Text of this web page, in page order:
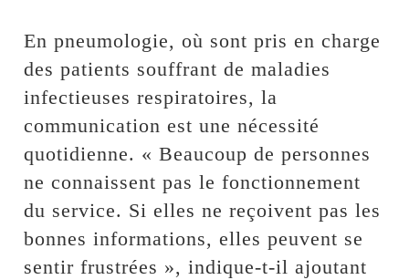
En pneumologie, où sont pris en charge
des patients souffrant de maladies
infectieuses respiratoires, la
communication est une nécessité
quotidienne. « Beaucoup de personnes
ne connaissent pas le fonctionnement
du service. Si elles ne reçoivent pas les
bonnes informations, elles peuvent se
sentir frustrées », indique-t-il ajoutant